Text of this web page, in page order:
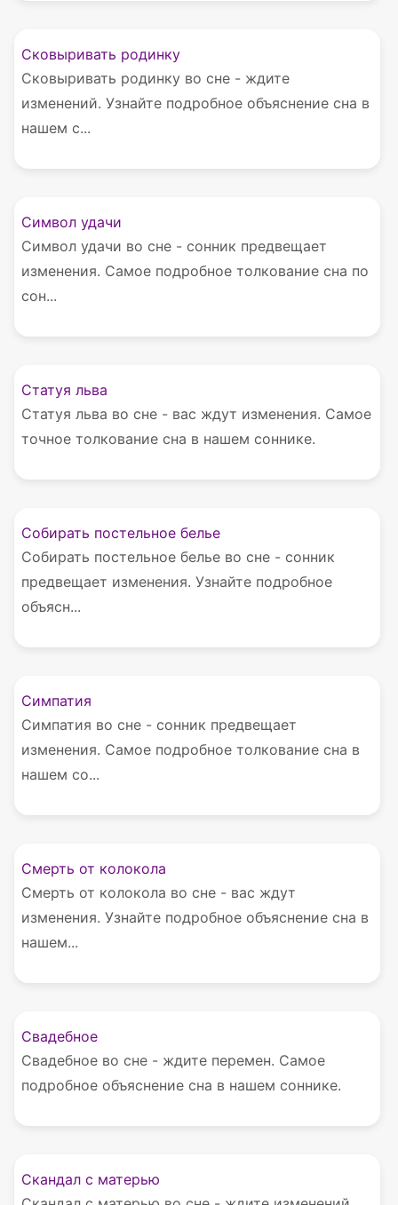
Сковыривать родинку
Сковыривать родинку во сне - ждите
изменений. Узнайте подробное объяснение сна в
нашем с...
Символ удачи
Символ удачи во сне - сонник предвещает
изменения. Самое подробное толкование сна по
сон...
Статуя льва
Статуя льва во сне - вас ждут изменения. Самое
точное толкование сна в нашем соннике.
Собирать постельное белье
Собирать постельное белье во сне - сонник
предвещает изменения. Узнайте подробное
объясн...
Симпатия
Симпатия во сне - сонник предвещает
изменения. Самое подробное толкование сна в
нашем со...
Смерть от колокола
Смерть от колокола во сне - вас ждут
изменения. Узнайте подробное объяснение сна в
нашем...
Свадебное
Свадебное во сне - ждите перемен. Самое
подробное объяснение сна в нашем соннике.
Скандал с матерью